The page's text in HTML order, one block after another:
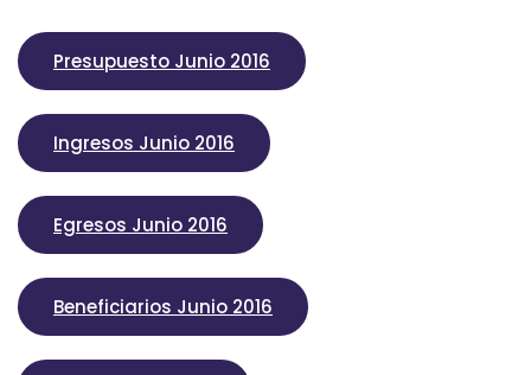
Presupuesto Junio 2016
Ingresos Junio 2016
Egresos Junio 2016
Beneficiarios Junio 2016